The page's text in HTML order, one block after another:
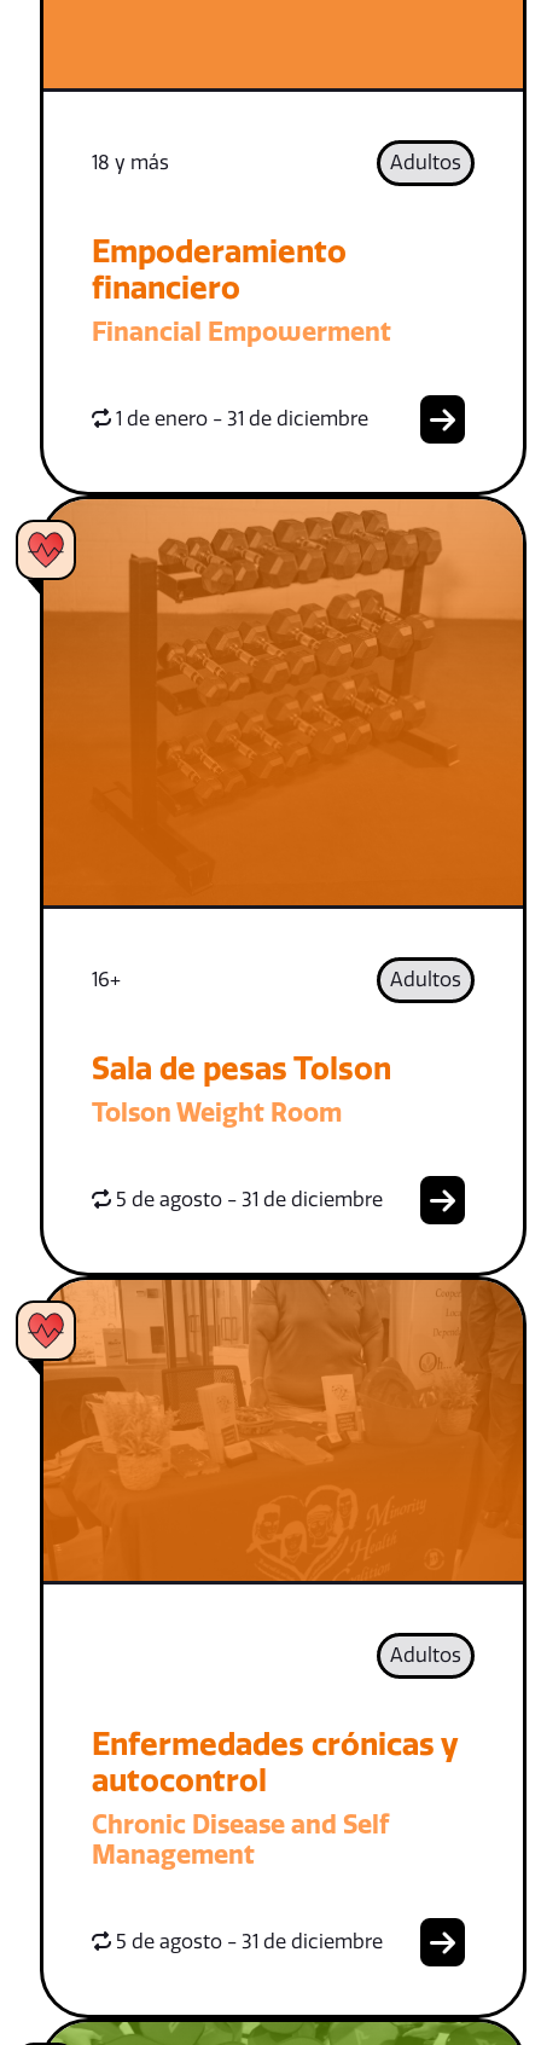
18 y más Adultos
Empoderamiento
financiero
Financial Empowerment
1 de enero - 31 de diciembre
16+ Adultos
Sala de pesas Tolson
Tolson Weight Room
5 de agosto - 31 de diciembre
Adultos
Enfermedades crónicas y
autocontrol
Chronic Disease and Self
Management
5 de agosto - 31 de diciembre